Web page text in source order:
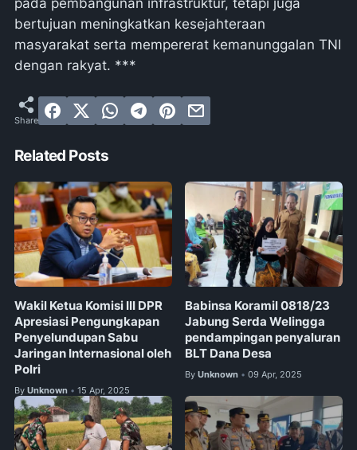
pada pembangunan infrastruktur, tetapi juga
bertujuan meningkatkan kesejahteraan
masyarakat serta mempererat kemanunggalan TNI
dengan rakyat. ***
Related Posts
Wakil Ketua Komisi III DPR
Apresiasi Pengungkapan
Penyelundupan Sabu
Jaringan Internasional oleh
Polri
By Unknown • 15 Apr, 2025
Babinsa Koramil 0818/23
Jabung Serda Welingga
pendampingan penyaluran
BLT Dana Desa
By Unknown • 09 Apr, 2025